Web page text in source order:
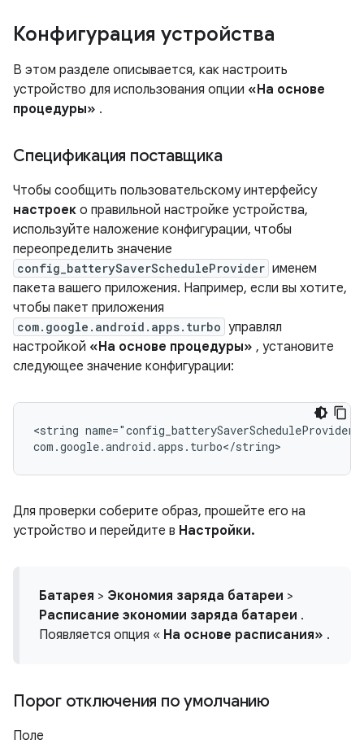
Конфигурация устройства
В этом разделе описывается, как настроить
устройство для использования опции «На основе
процедуры» .
Спецификация поставщика
Чтобы сообщить пользовательскому интерфейсу
настроек о правильной настройке устройства,
используйте наложение конфигурации, чтобы
переопределить значение
config_batterySaverScheduleProvider именем
пакета вашего приложения. Например, если вы хотите,
чтобы пакет приложения
com.google.android.apps.turbo управлял
настройкой «На основе процедуры» , установите
следующее значение конфигурации:
<string name="config_batterySaverScheduleProvider"
Для проверки соберите образ, прошейте его на
устройство и перейдите в Настройки.
Батарея > Экономия заряда батареи >
Расписание экономии заряда батареи .
Появляется опция « На основе расписания» .
Порог отключения по умолчанию
Поле